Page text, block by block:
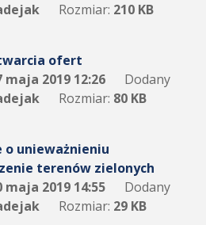
Rozmiar: 210 KB
ofert
maja 2019 12:26
Dodany
Rozmiar: 80 KB
unieważnieniu
terenów zielonych
maja 2019 14:55
Dodany
Rozmiar: 29 KB